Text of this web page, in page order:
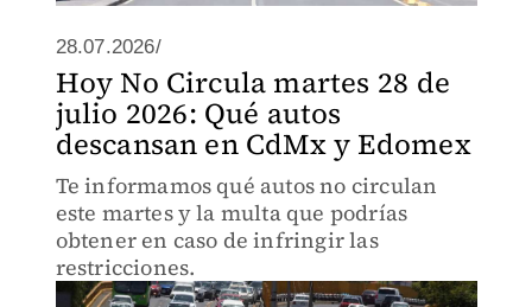
28.07.2026/
Hoy No Circula martes 28 de
julio 2026: Qué autos
descansan en CdMx y Edomex
Te informamos qué autos no circulan
este martes y la multa que podrías
obtener en caso de infringir las
restricciones.